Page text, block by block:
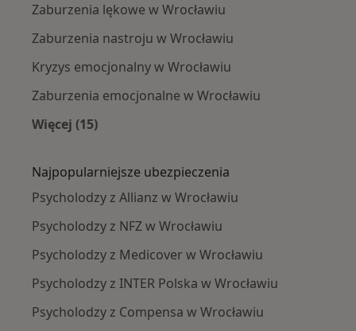
Zaburzenia lękowe w Wrocławiu
Zaburzenia nastroju w Wrocławiu
Kryzys emocjonalny w Wrocławiu
Zaburzenia emocjonalne w Wrocławiu
Więcej (15)
Najpopularniejsze ubezpieczenia
Psycholodzy z Allianz w Wrocławiu
Psycholodzy z NFZ w Wrocławiu
Psycholodzy z Medicover w Wrocławiu
Psycholodzy z INTER Polska w Wrocławiu
Psycholodzy z Compensa w Wrocławiu